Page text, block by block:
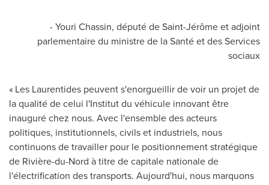
- Youri Chassin, député de Saint-Jérôme et adjoint
parlementaire du ministre de la Santé et des Services
sociaux
« Les Laurentides peuvent s'enorgueillir de voir un projet de
la qualité de celui l'Institut du véhicule innovant être
inauguré chez nous. Avec l'ensemble des acteurs
politiques, institutionnels, civils et industriels, nous
continuons de travailler pour le positionnement stratégique
de Rivière-du-Nord à titre de capitale nationale de
l'électrification des transports. Aujourd'hui, nous marquons